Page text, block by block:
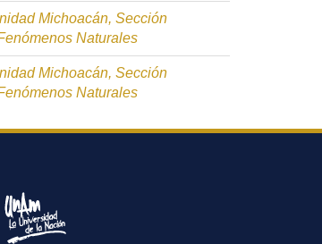
Michoacán, Sección
Naturales
Michoacán, Sección
Naturales